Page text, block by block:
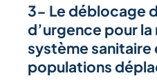
3- Le déblocage
d’urgence pour
système sanitaire
populations